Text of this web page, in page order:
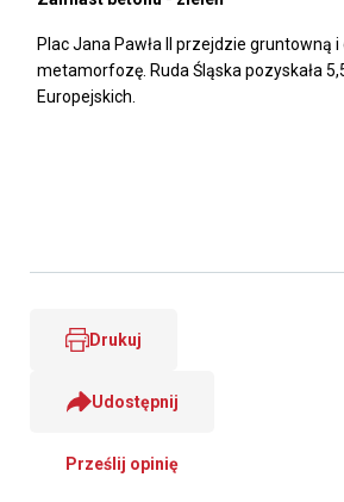
Plac Jana Pawła II przejdzie gruntowną
metamorfozę. Ruda Śląska pozyskała
Europejskich.
Drukuj
Udostępnij
Prześlij opinię